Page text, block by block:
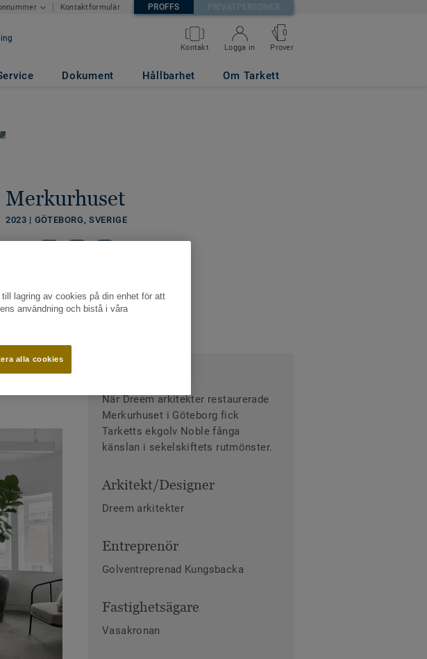
Kontaktformulär PROFFS PRIVATPERSONER
Kontakt Logga in
0
Prover
Dokument Hållbarhet Om Tarkett
Merkurhuset
2023 | GÖTEBORG, SVERIGE
När Dreem arkitekter restaurerade
Merkurhuset i Göteborg fick
Tarketts ekgolv Noble fånga
känslan i sekelskiftets rutmönster.
Arkitekt/Designer
Dreem arkitekter
Entreprenör
Golventreprenad Kungsbacka
Fastighetsägare
Vasakronan
lagring av cookies på din enhet för att
användning och bistå i våra
alla cookies